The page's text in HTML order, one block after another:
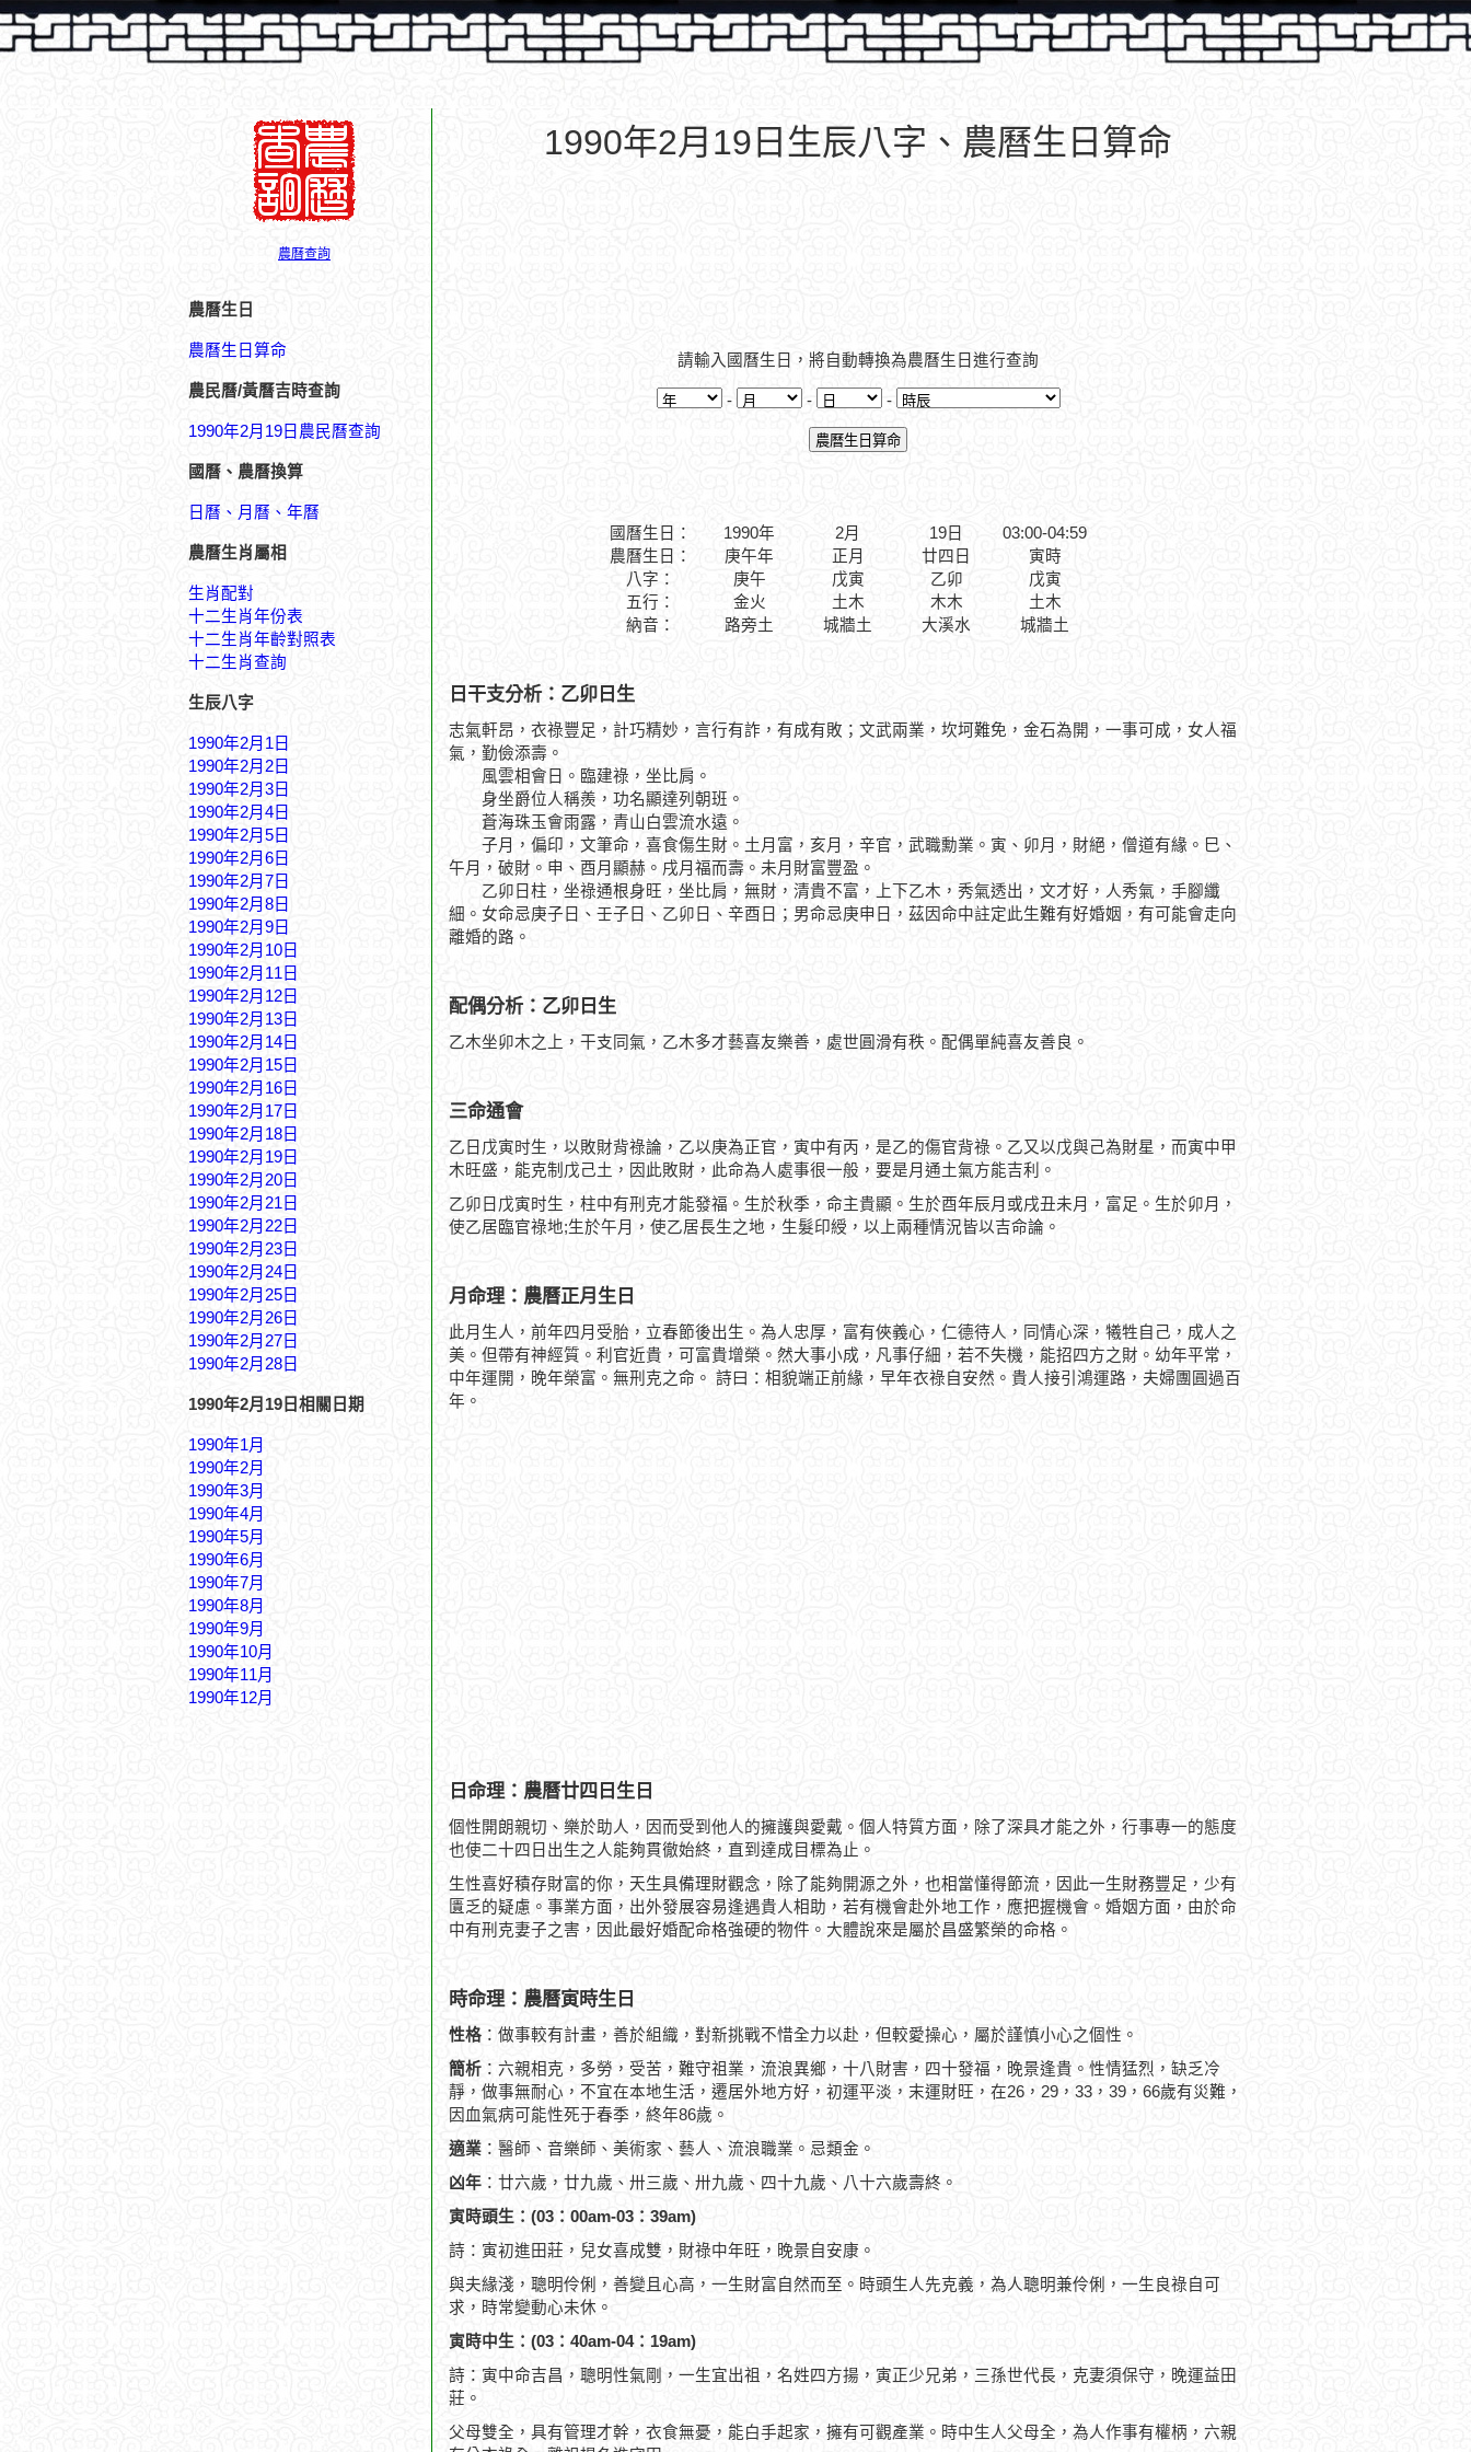
農曆查詢
農曆生日
農曆生日算命
農民曆/黃曆吉時查詢
1990年2月19日農民曆查詢
國曆、農曆換算
日曆、月曆、年曆
農曆生肖屬相
生肖配對
十二生肖年份表
十二生肖年齡對照表
十二生肖查詢
生辰八字
1990年2月1日
1990年2月2日
1990年2月3日
1990年2月4日
1990年2月5日
1990年2月6日
1990年2月7日
1990年2月8日
1990年2月9日
1990年2月10日
1990年2月11日
1990年2月12日
1990年2月13日
1990年2月14日
1990年2月15日
1990年2月16日
1990年2月17日
1990年2月18日
1990年2月19日
1990年2月20日
1990年2月21日
1990年2月22日
1990年2月23日
1990年2月24日
1990年2月25日
1990年2月26日
1990年2月27日
1990年2月28日
1990年2月19日相關日期
1990年1月
1990年2月
1990年3月
1990年4月
1990年5月
1990年6月
1990年7月
1990年8月
1990年9月
1990年10月
1990年11月
1990年12月
1990年2月19日生辰八字、農曆生日算命
請輸入國曆生日，將自動轉換為農曆生日進行查詢
- - -
國曆生日： 1990年 2月 19日
03:00-04:59
農曆生日：
庚午年 正月 廿四日
寅時
八字：
庚午 戊寅 乙卯
戊寅
五行：
納音：
金火
路旁土
土木
城牆土
木木
大溪水
土木
城牆土
日干支分析：乙卯日生
志氣軒昂，衣祿豐足，計巧精妙，言行有詐，有成有敗；文武兩業，坎坷難免，金石為開，一事可成，女人福
氣，勤儉添壽。
風雲相會日。臨建祿，坐比肩。
身坐爵位人稱羨，功名顯達列朝班。
蒼海珠玉會雨露，青山白雲流水遠。
子月，偏印，文筆命，喜食傷生財。土月富，亥月，辛官，武職勳業。寅、卯月，財絕，僧道有緣。巳、
午月，破財。申、酉月顯赫。戌月福而壽。未月財富豐盈。
乙卯日柱，坐祿通根身旺，坐比肩，無財，清貴不富，上下乙木，秀氣透出，文才好，人秀氣，手腳纖
細。女命忌庚子日、壬子日、乙卯日、辛酉日；男命忌庚申日，茲因命中註定此生難有好婚姻，有可能會走向
離婚的路。
配偶分析：乙卯日生
乙木坐卯木之上，干支同氣，乙木多才藝喜友樂善，處世圓滑有秩。配偶單純喜友善良。
三命通會
乙日戊寅时生，以敗財背祿論，乙以庚為正官，寅中有丙，是乙的傷官背祿。乙又以戊與己為財星，而寅中甲
木旺盛，能克制戊己土，因此敗財，此命為人處事很一般，要是月通土氣方能吉利。
乙卯日戊寅时生，柱中有刑克才能發福。生於秋季，命主貴顯。生於酉年辰月或戌丑未月，富足。生於卯月，
使乙居臨官祿地;生於午月，使乙居長生之地，生髮印綬，以上兩種情況皆以吉命論。
月命理：農曆正月生日
此月生人，前年四月受胎，立春節後出生。為人忠厚，富有俠義心，仁德待人，同情心深，犧牲自己，成人之
美。但帶有神經質。利官近貴，可富貴增榮。然大事小成，凡事仔細，若不失機，能招四方之財。幼年平常，
中年運開，晚年榮富。無刑克之命。 詩曰：相貌端正前緣，早年衣祿自安然。貴人接引鴻運路，夫婦團圓過百
年。
日命理：農曆廿四日生日
個性開朗親切、樂於助人，因而受到他人的擁護與愛戴。個人特質方面，除了深具才能之外，行事專一的態度
也使二十四日出生之人能夠貫徹始終，直到達成目標為止。
生性喜好積存財富的你，天生具備理財觀念，除了能夠開源之外，也相當懂得節流，因此一生財務豐足，少有
匱乏的疑慮。事業方面，出外發展容易逢遇貴人相助，若有機會赴外地工作，應把握機會。婚姻方面，由於命
中有刑克妻子之害，因此最好婚配命格強硬的物件。大體說來是屬於昌盛繁榮的命格。
時命理：農曆寅時生日
性格 ：做事較有計畫，善於組織，對新挑戰不惜全力以赴，但較愛操心，屬於謹慎小心之個性。
簡析 ：六親相克，多勞，受苦，難守祖業，流浪異鄉，十八財害，四十發福，晚景逢貴。性情猛烈，缺乏冷
靜，做事無耐心，不宜在本地生活，遷居外地方好，初運平淡，末運財旺，在26，29，33，39，66歲有災難，
因血氣病可能性死于春季，終年86歲。
適業 ：醫師、音樂師、美術家、藝人、流浪職業。忌類金。
凶年 ：廿六歲，廿九歲、卅三歲、卅九歲、四十九歲、八十六歲壽終。
寅時頭生：(03：00am-03：39am)
詩：寅初進田莊，兒女喜成雙，財祿中年旺，晚景自安康。
與夫緣淺，聰明伶俐，善變且心高，一生財富自然而至。時頭生人先克義，為人聰明兼伶俐，一生良祿自可
求，時常變動心未休。
寅時中生：(03：40am-04：19am)
詩：寅中命吉昌，聰明性氣剛，一生宜出祖，名姓四方揚，寅正少兄弟，三孫世代長，克妻須保守，晚運益田
莊。
父母雙全，具有管理才幹，衣食無憂，能白手起家，擁有可觀產業。時中生人父母全，為人作事有權柄，六親